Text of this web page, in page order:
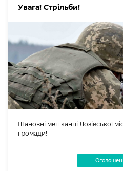
Увага! Стрільби!
Шановні мешканці Лозівської
громади!